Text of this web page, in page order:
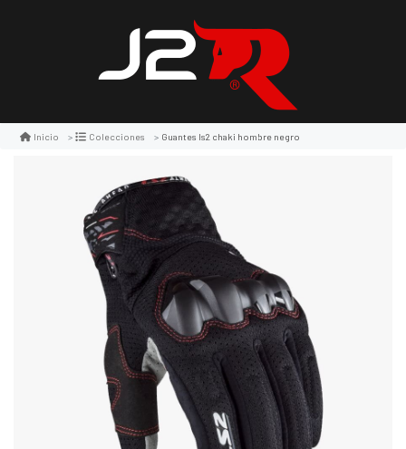
Inicio Colecciones Guantes ls2 chaki hombre negro